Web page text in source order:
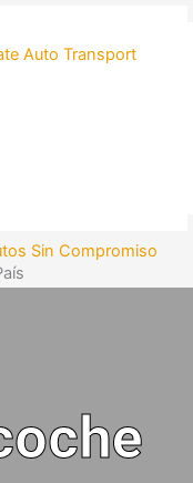
Sin Compromiso